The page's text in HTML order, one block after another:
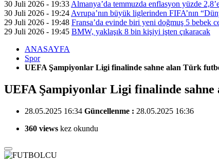
30 Juli 2026 - 19:33 Almanya’da temmuzda enflasyon yüzde 2,8’e
30 Juli 2026 - 19:24 Avrupa’nın büyük liglerinden FIFA’nın
29 Juli 2026 - 19:48 Fransa’da evinde biri yeni doğmuş 5 bebek
29 Juli 2026 - 19:45 BMW, yaklaşık 8 bin kişiyi işten çıkaracak
ANASAYFA
Spor
UEFA Şampiyonlar Ligi finalinde sahne alan Türk
UEFA Şampiyonlar Ligi finalinde
28.05.2025 16:34 Güncellenme : 28.05.2025 16:36
360 views kez okundu